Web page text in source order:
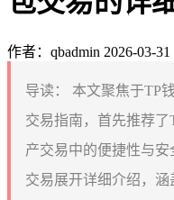
作者：qbadmin 2026-03-31
导读：
本文聚焦于TP
交易指南，首先推荐
产交易中的便捷性与
交易展开详细介绍，